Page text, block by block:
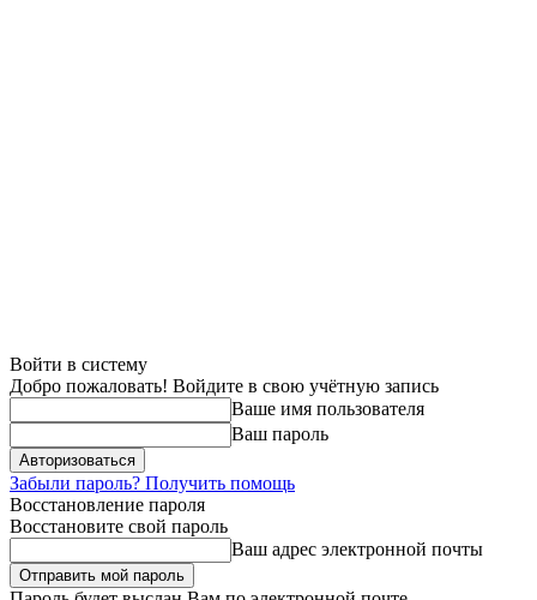
Войти в систему
Добро пожаловать! Войдите в свою учётную запись
Ваше имя пользователя
Ваш пароль
Забыли пароль? Получить помощь
Восстановление пароля
Восстановите свой пароль
Ваш адрес электронной почты